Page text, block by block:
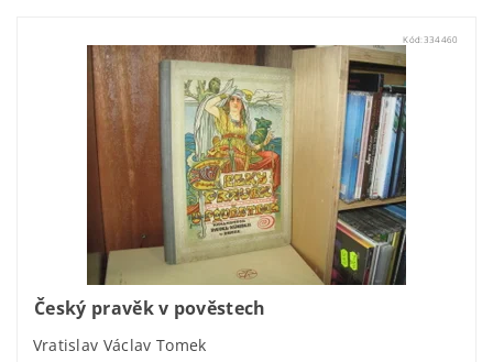
Kód: 334460
Český pravěk v pověstech
Vratislav Václav Tomek